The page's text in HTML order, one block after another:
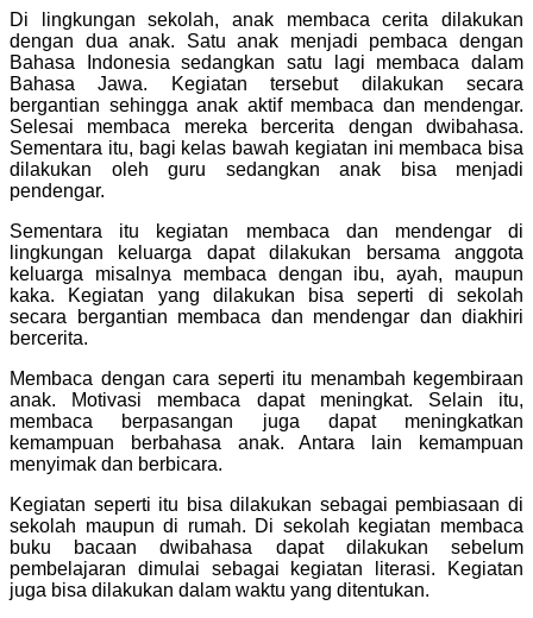
Di lingkungan sekolah, anak membaca cerita dilakukan
dengan dua anak. Satu anak menjadi pembaca dengan
Bahasa Indonesia sedangkan satu lagi membaca dalam
Bahasa Jawa. Kegiatan tersebut dilakukan secara
bergantian sehingga anak aktif membaca dan mendengar.
Selesai membaca mereka bercerita dengan dwibahasa.
Sementara itu, bagi kelas bawah kegiatan ini membaca bisa
dilakukan oleh guru sedangkan anak bisa menjadi
pendengar.
Sementara itu kegiatan membaca dan mendengar di
lingkungan keluarga dapat dilakukan bersama anggota
keluarga misalnya membaca dengan ibu, ayah, maupun
kaka. Kegiatan yang dilakukan bisa seperti di sekolah
secara bergantian membaca dan mendengar dan diakhiri
bercerita.
Membaca dengan cara seperti itu menambah kegembiraan
anak. Motivasi membaca dapat meningkat. Selain itu,
membaca berpasangan juga dapat meningkatkan
kemampuan berbahasa anak. Antara lain kemampuan
menyimak dan berbicara.
Kegiatan seperti itu bisa dilakukan sebagai pembiasaan di
sekolah maupun di rumah. Di sekolah kegiatan membaca
buku bacaan dwibahasa dapat dilakukan sebelum
pembelajaran dimulai sebagai kegiatan literasi. Kegiatan
juga bisa dilakukan dalam waktu yang ditentukan.